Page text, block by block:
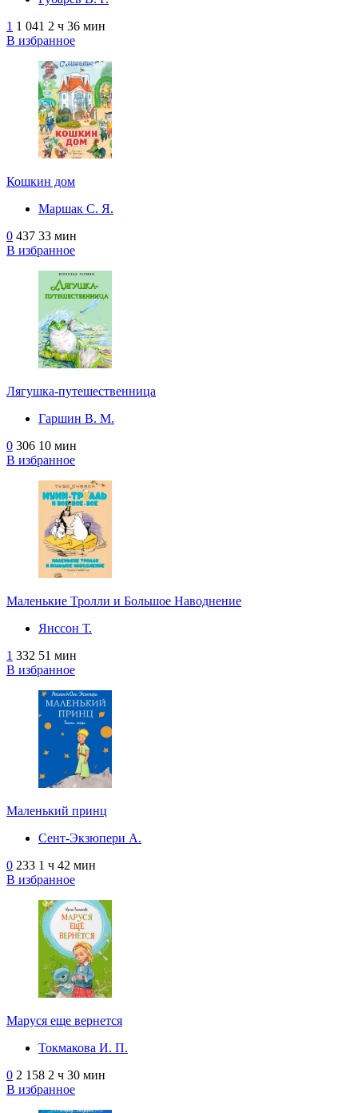
1 1 041 2 ч 36 мин
В избранное
Кошкин дом
Маршак С. Я.
0 437 33 мин
В избранное
Лягушка-путешественница
Гаршин В. М.
0 306 10 мин
В избранное
Маленькие Тролли и Большое Наводнение
Янссон Т.
1 332 51 мин
В избранное
Маленький принц
Сент-Экзюпери А.
0 233 1 ч 42 мин
В избранное
Маруся еще вернется
Токмакова И. П.
0 2 158 2 ч 30 мин
В избранное